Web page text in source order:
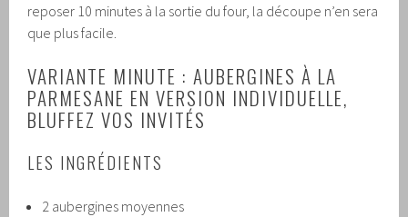
reposer 10 minutes à la sortie du four, la découpe n’en sera
que plus facile.
VARIANTE MINUTE : AUBERGINES À LA
PARMESANE EN VERSION INDIVIDUELLE,
BLUFFEZ VOS INVITÉS
LES INGRÉDIENTS
2 aubergines moyennes